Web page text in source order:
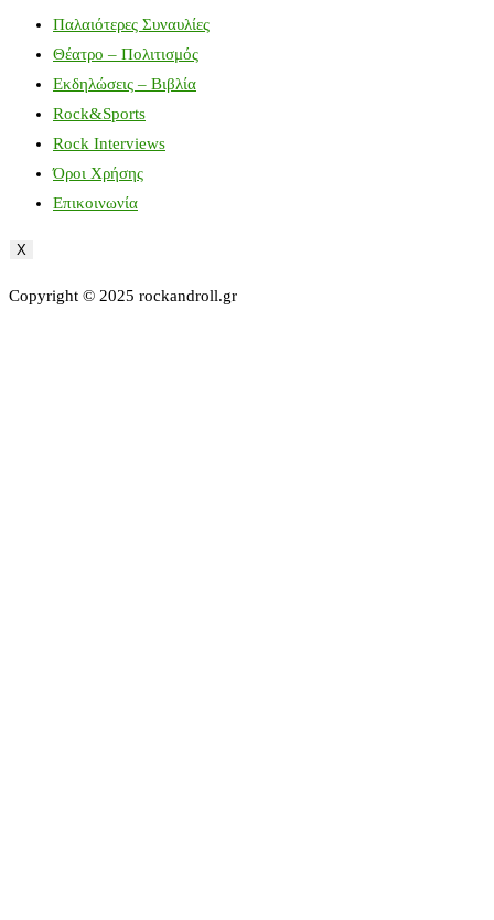
Παλαιότερες Συναυλίες
Θέατρο – Πολιτισμός
Εκδηλώσεις – Βιβλία
Rock&Sports
Rock Interviews
Όροι Χρήσης
Επικοινωνία
X
Copyright © 2025 rockandroll.gr